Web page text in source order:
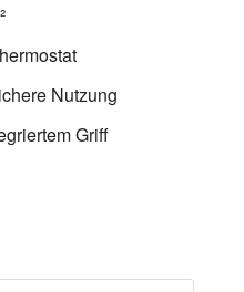
Nutzung
Griff